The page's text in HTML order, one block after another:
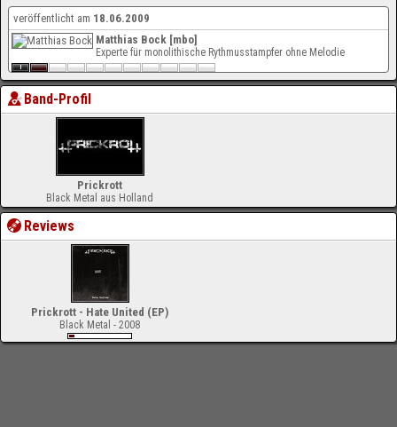
veröffentlicht am 18.06.2009
Matthias Bock [mbo]
Experte für monolithische Rythmusstampfer ohne Melodie
Band-Profil
Prickrott
Black Metal aus Holland
Reviews
Prickrott - Hate United (EP)
Black Metal - 2008